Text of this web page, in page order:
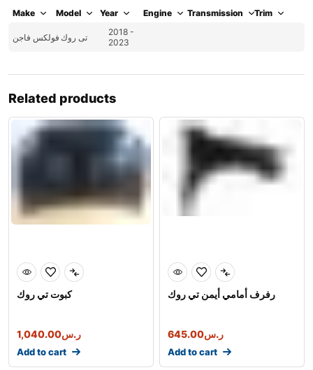
Make Model Year Engine Transmission Trim
فولكس فاجن تى روك
2018 -
2023
Related products
كبوت تي روك
ر.س1,040.00
Add to cart
رفرف أمامي أيمن تي روك
ر.س645.00
Add to cart